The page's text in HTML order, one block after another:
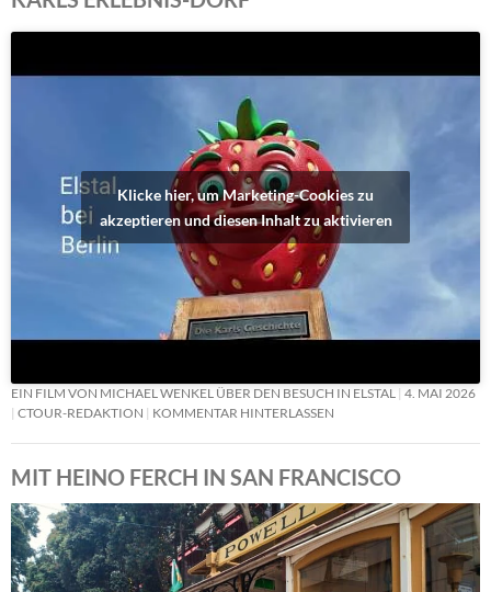
Klicke hier, um Marketing-Cookies zu
akzeptieren und diesen Inhalt zu aktivieren
EIN FILM VON MICHAEL WENKEL ÜBER DEN BESUCH IN ELSTAL
4. MAI 2026
CTOUR-REDAKTION
KOMMENTAR HINTERLASSEN
MIT HEINO FERCH IN SAN FRANCISCO